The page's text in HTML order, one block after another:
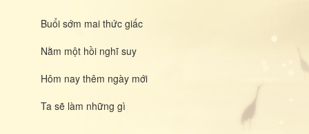
Buổi sớm mai thức giấc
Nằm một hồi nghĩ suy
Hôm nay thêm ngày mới
Ta sẽ làm những gì